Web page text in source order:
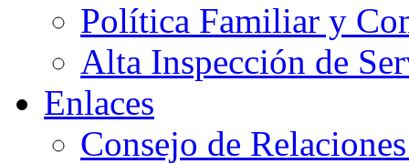
Política Familiar y
Alta Inspección de
Enlaces
Consejo de